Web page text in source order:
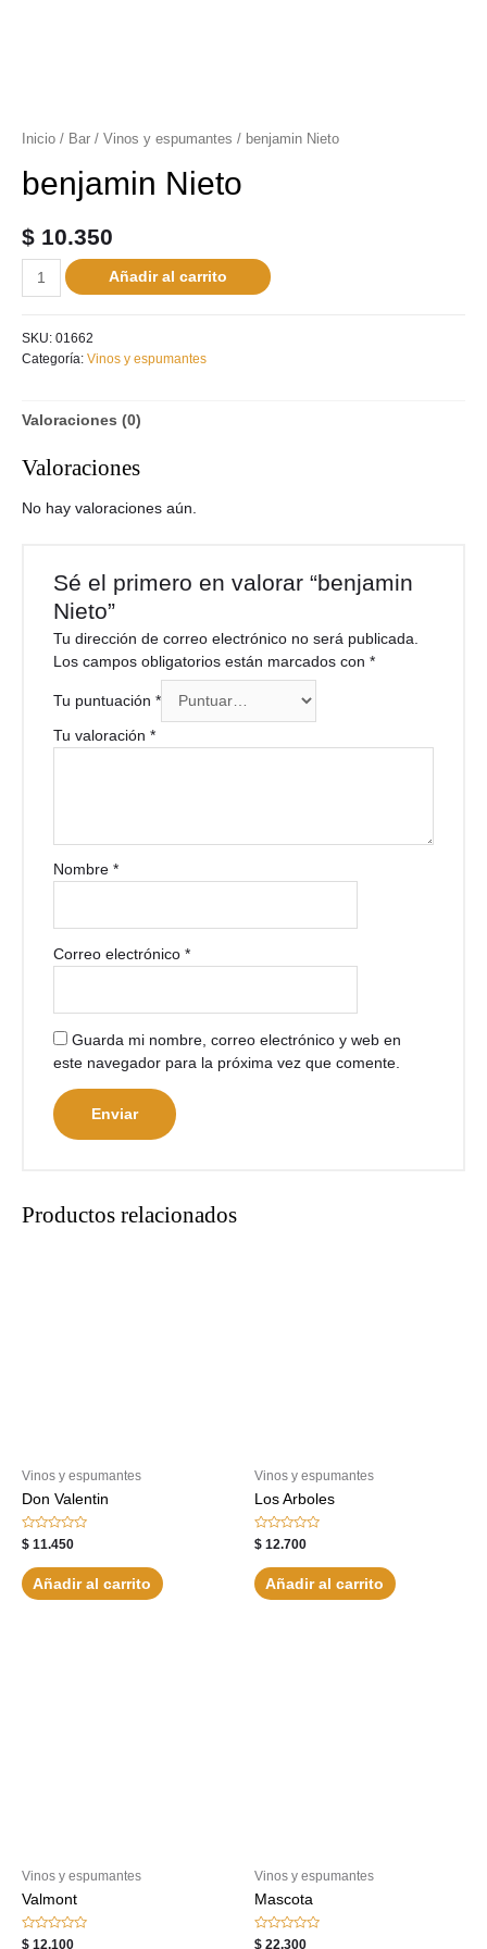
Inicio / Bar / Vinos y espumantes / benjamin Nieto
benjamin Nieto
$ 10.350
Añadir al carrito
SKU: 01662
Categoría: Vinos y espumantes
Valoraciones (0)
Valoraciones
No hay valoraciones aún.
Sé el primero en valorar “benjamin
Nieto”
Tu dirección de correo electrónico no será publicada.
Los campos obligatorios están marcados con*
Tu puntuación*
Tu valoración*
Nombre*
Correo electrónico*
Guarda mi nombre, correo electrónico y web en
este navegador para la próxima vez que comente.
Productos relacionados
Vinos y espumantes
Don Valentin
Valorado
con
de
5
$ 11.450
Añadir al carrito
Vinos y espumantes
Los Arboles
Valorado
con
de
5
$ 12.700
Añadir al carrito
Vinos y espumantes
Valmont
Valorado
$ 12.100
Vinos y espumantes
Mascota
Valorado
$ 22.300